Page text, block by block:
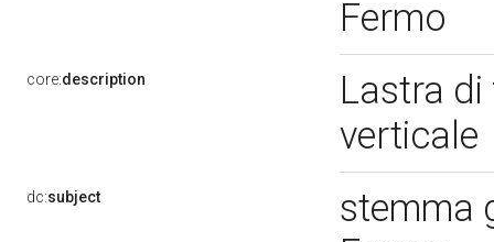
Fermo
core:description
Lastra
verticale
dc:subject
stemma